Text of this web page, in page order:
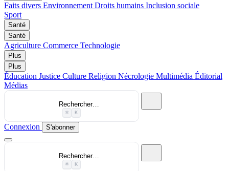
Faits divers Environnement Droits humains Inclusion sociale
Sport
Santé
Santé
Agriculture Commerce Technologie
Plus
Plus
Éducation Justice Culture Religion Nécrologie Multimédia Éditorial
Médias
Rechercher…
⌘ K
Connexion S'abonner
Rechercher…
⌘ K